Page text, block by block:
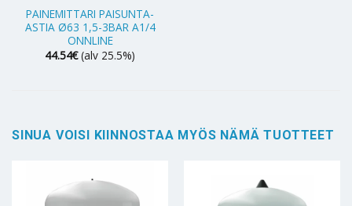
PAINEMITTARI PAISUNTA-
ASTIA Ø63 1,5-3BAR A1/4
ONNLINE
44.54€ (alv 25.5%)
SINUA VOISI KIINNOSTAA MYÖS NÄMÄ TUOTTEET